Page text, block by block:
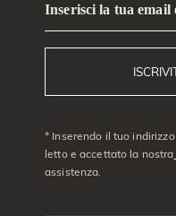
Inserisci la tua email
* Inserendo il tuo
letto e accettato la nostra
assistenza.